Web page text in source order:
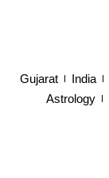
Gujarat India
Astrology